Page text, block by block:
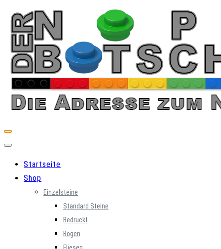
Skip
content
Startseite
Shop
Einzelsteine
Standard Steine
Bedruckt
Bogen